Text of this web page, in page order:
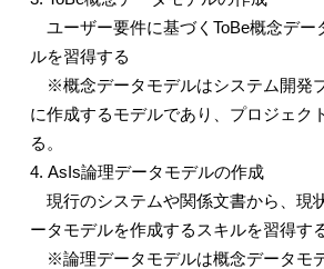
ユーザー要件に基づく ToBe概念デー
ルを習得する
※概念データモデルはシステム開発
に作成するモデルであり、プロジェク
る。
4. AsIs論理データモデルの作成
現行のシステムや関係文書から、現
ータモデルを作成するスキルを習得する
※論理データモデルは概念データモ